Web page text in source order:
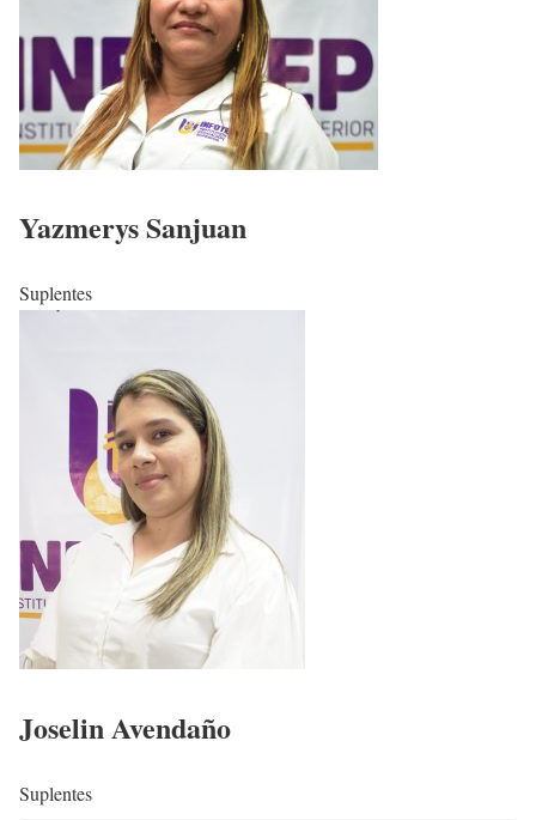
Yazmerys Sanjuan
Suplentes
Joselin Avendaño
Suplentes